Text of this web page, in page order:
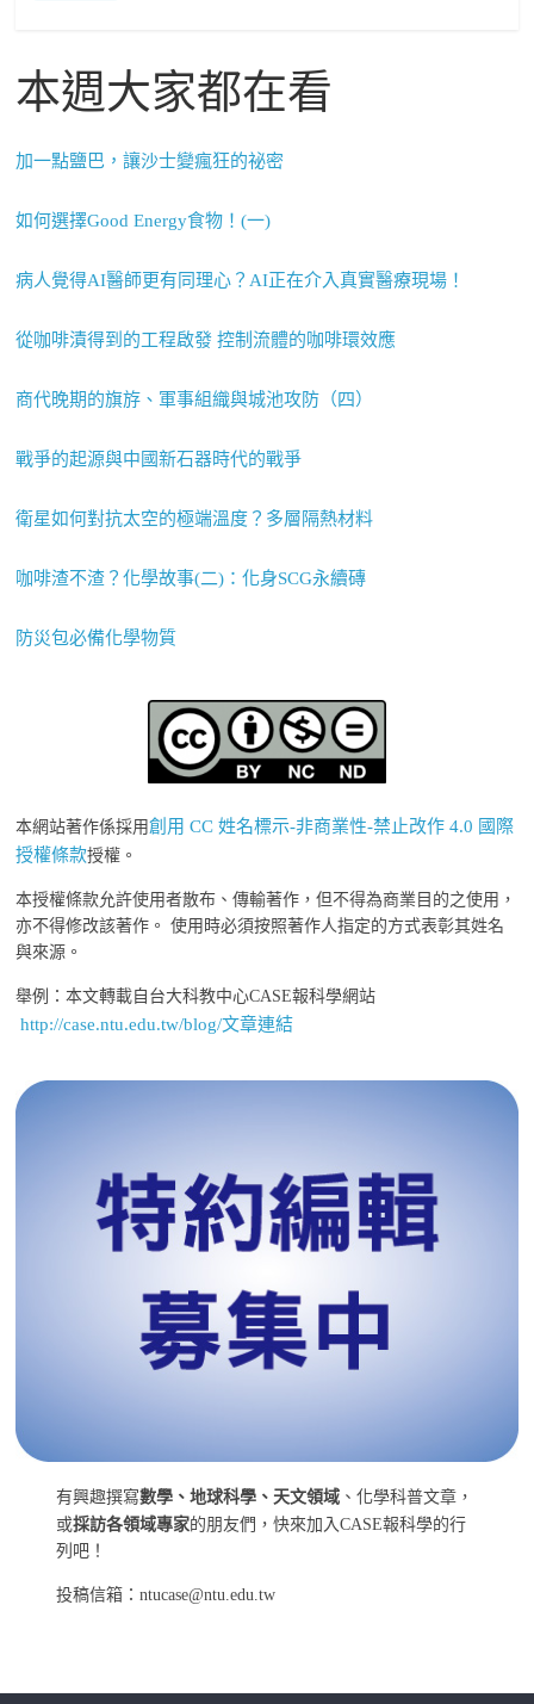
本週大家都在看
加一點鹽巴，讓沙士變瘋狂的祕密
如何選擇Good Energy食物！(一)
病人覺得AI醫師更有同理心？AI正在介入真實醫療現場！
從咖啡漬得到的工程啟發 控制流體的咖啡環效應
商代晚期的旗斿、軍事組織與城池攻防（四）
戰爭的起源與中國新石器時代的戰爭
衛星如何對抗太空的極端溫度？多層隔熱材料
咖啡渣不渣？化學故事(二)：化身SCG永續磚
防災包必備化學物質
本網站著作係採用創用 CC 姓名標示-非商業性-禁止改作 4.0 國際
授權條款授權。
本授權條款允許使用者散布、傳輸著作，但不得為商業目的之使用，
亦不得修改該著作。 使用時必須按照著作人指定的方式表彰其姓名
與來源。
舉例：本文轉載自台大科教中心CASE報科學網站
http://case.ntu.edu.tw/blog/文章連結
有興趣撰寫數學、地球科學、天文領域 、化學科普文章，
或採訪各領域專家的朋友們，快來加入CASE報科學的行
列吧！
投稿信箱：ntucase@ntu.edu.tw